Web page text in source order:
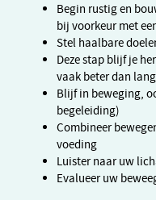
Begin rustig en
bij voorkeur met
Stel haalbare
Deze stap blijf je
vaak beter dan
Blijf in beweging,
begeleiding)
Combineer
voeding
Luister naar uw
Evalueer uw